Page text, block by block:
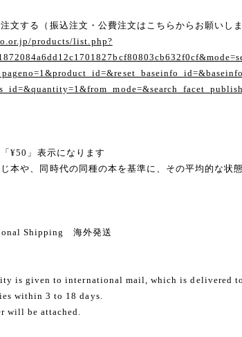
文する（振込注文・公費注文はこちらからお願いしま
products/list.php?
¥50」表示になります
本や、同時代の同種の本を基準に、その平均的な状
Shipping 海外発送
is given to international mail, which is delivered to
within 3 to 18 days.
will be attached.